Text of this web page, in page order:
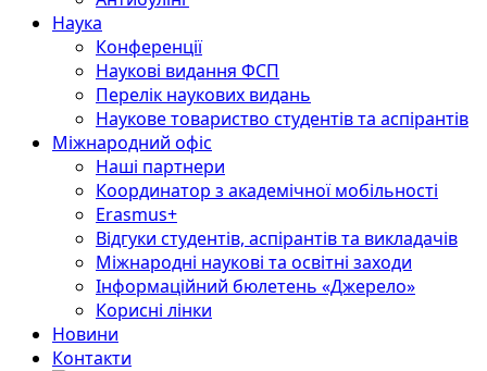
Наука
Конференції
Наукові видання ФСП
Перелік наукових видань
Наукове товариство студентів та аспірантів
Міжнародний офіс
Наші партнери
Координатор з академічної мобільності
Erasmus+
Відгуки студентів, аспірантів та викладачів
Міжнародні наукові та освітні заходи
Інформаційний бюлетень «Джерело»
Корисні лінки
Новини
Контакти